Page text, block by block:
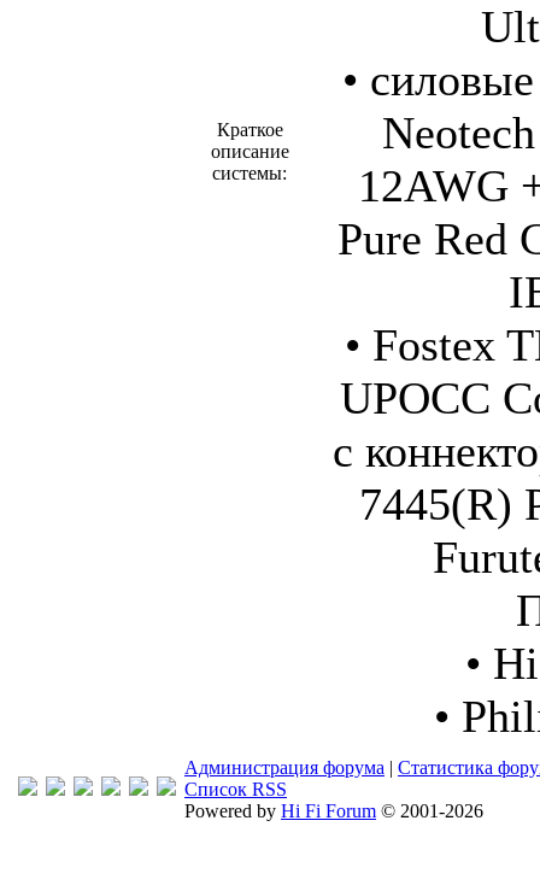
Краткое
описание
системы:
•
12AWG
Pure Red
• Fostex
UPOCC
с
7445(R)
•
•
Администрация форума | Статистика
Список RSS
Powered by Hi Fi Forum © 2001-2026